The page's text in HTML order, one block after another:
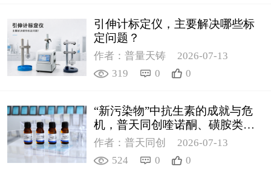
引伸计标定仪，主要解决哪些标
定问题？
作者：普量天铸
2026-07-13
319
0 0
“新污染物”中抗生素的成就与危
机，普天同创喹诺酮、磺胺类质
控新品筑牢环境安全防线
作者：普天同创
2026-07-13
524
0 0